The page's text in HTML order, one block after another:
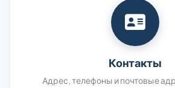
Контакты
Адрес, телефоны и почтовые